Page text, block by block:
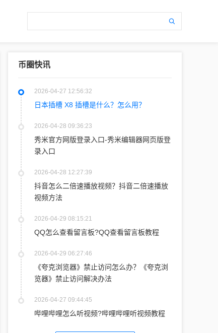
币圈快讯
2026-04-27 12:56:32
日本插槽 X8 插槽是什么？怎么用？
2026-04-28 09:36:23
秀米官方网版登录入口-秀米编辑器网页版登
录入口
2026-04-28 12:27:39
抖音怎么二倍速播放视频？抖音二倍速播放
视频方法
2026-04-29 08:15:21
QQ怎么查看留言板?QQ查看留言板教程
2026-04-29 06:27:46
《夸克浏览器》禁止访问怎么办？《夸克浏
览器》禁止访问解决办法
2026-04-27 09:44:45
哔哩哔哩怎么听视频?哔哩哔哩听视频教程